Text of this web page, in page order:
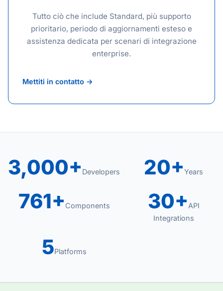
Tutto ciò che include Standard, più supporto
prioritario, periodo di aggiornamenti esteso e
assistenza dedicata per scenari di integrazione
enterprise.
Mettiti in contatto →
3,000+ Developers 20+Years
761+ Components 30+ API
Integrations
5Platforms